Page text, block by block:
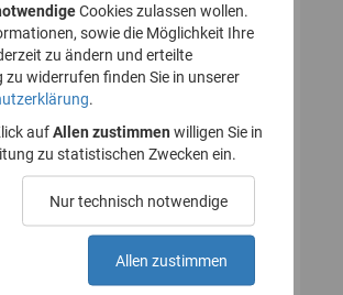
1. Nutzerkonto erstellen
des Nutzerkontos
bestätigen
Cookies zulassen wollen.
sowie die Möglichkeit Ihre
zu ändern und erteilte
zu widerrufen finden Sie in unserer
auf Allen zustimmen willigen Sie in
zu statistischen Zwecken ein.
Nur technisch notwendige
Allen zustimmen